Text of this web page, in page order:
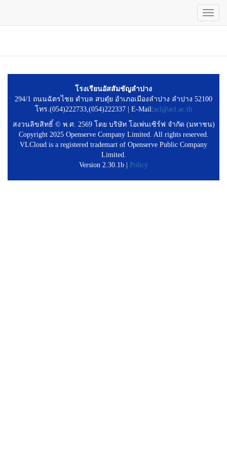
ยัง
โรงเรียนอัสสัมชัญลำปาง
294/1 ถนนฉัตรไชย ตำบล สบตุ๋ย อำเภอเมืองลำปาง ลำปาง 52100
โทร.(054)222733,(054)222337 | E-Mail:acl@acl.ac.th
สงวนลิขสิทธิ์ © พ.ศ. 2569 โดย บริษัท โอเพ่นเซิร์ฟ จำกัด (มหาชน)
Copyright 2025 Openserve Company Limited. All rights reserved.
VLCloud is a registered trademart of Openserve Public Company
Limited.
Version 2.30.1b |
Policy